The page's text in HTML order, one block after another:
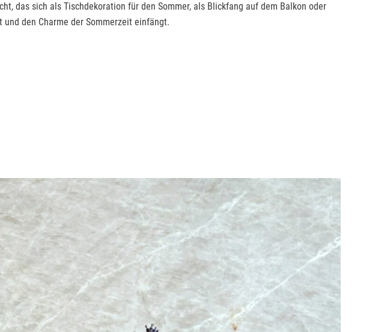
das sich als Tischdekoration für den Sommer, als Blickfang auf dem Balkon oder
den Charme der Sommerzeit einfängt.